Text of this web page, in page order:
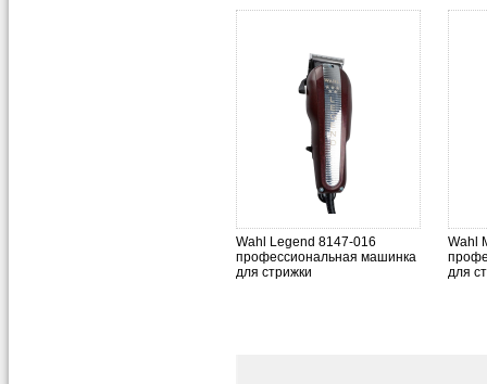
Wahl Legend 8147-016
профессиональная машинка
для стрижки
Wahl
для